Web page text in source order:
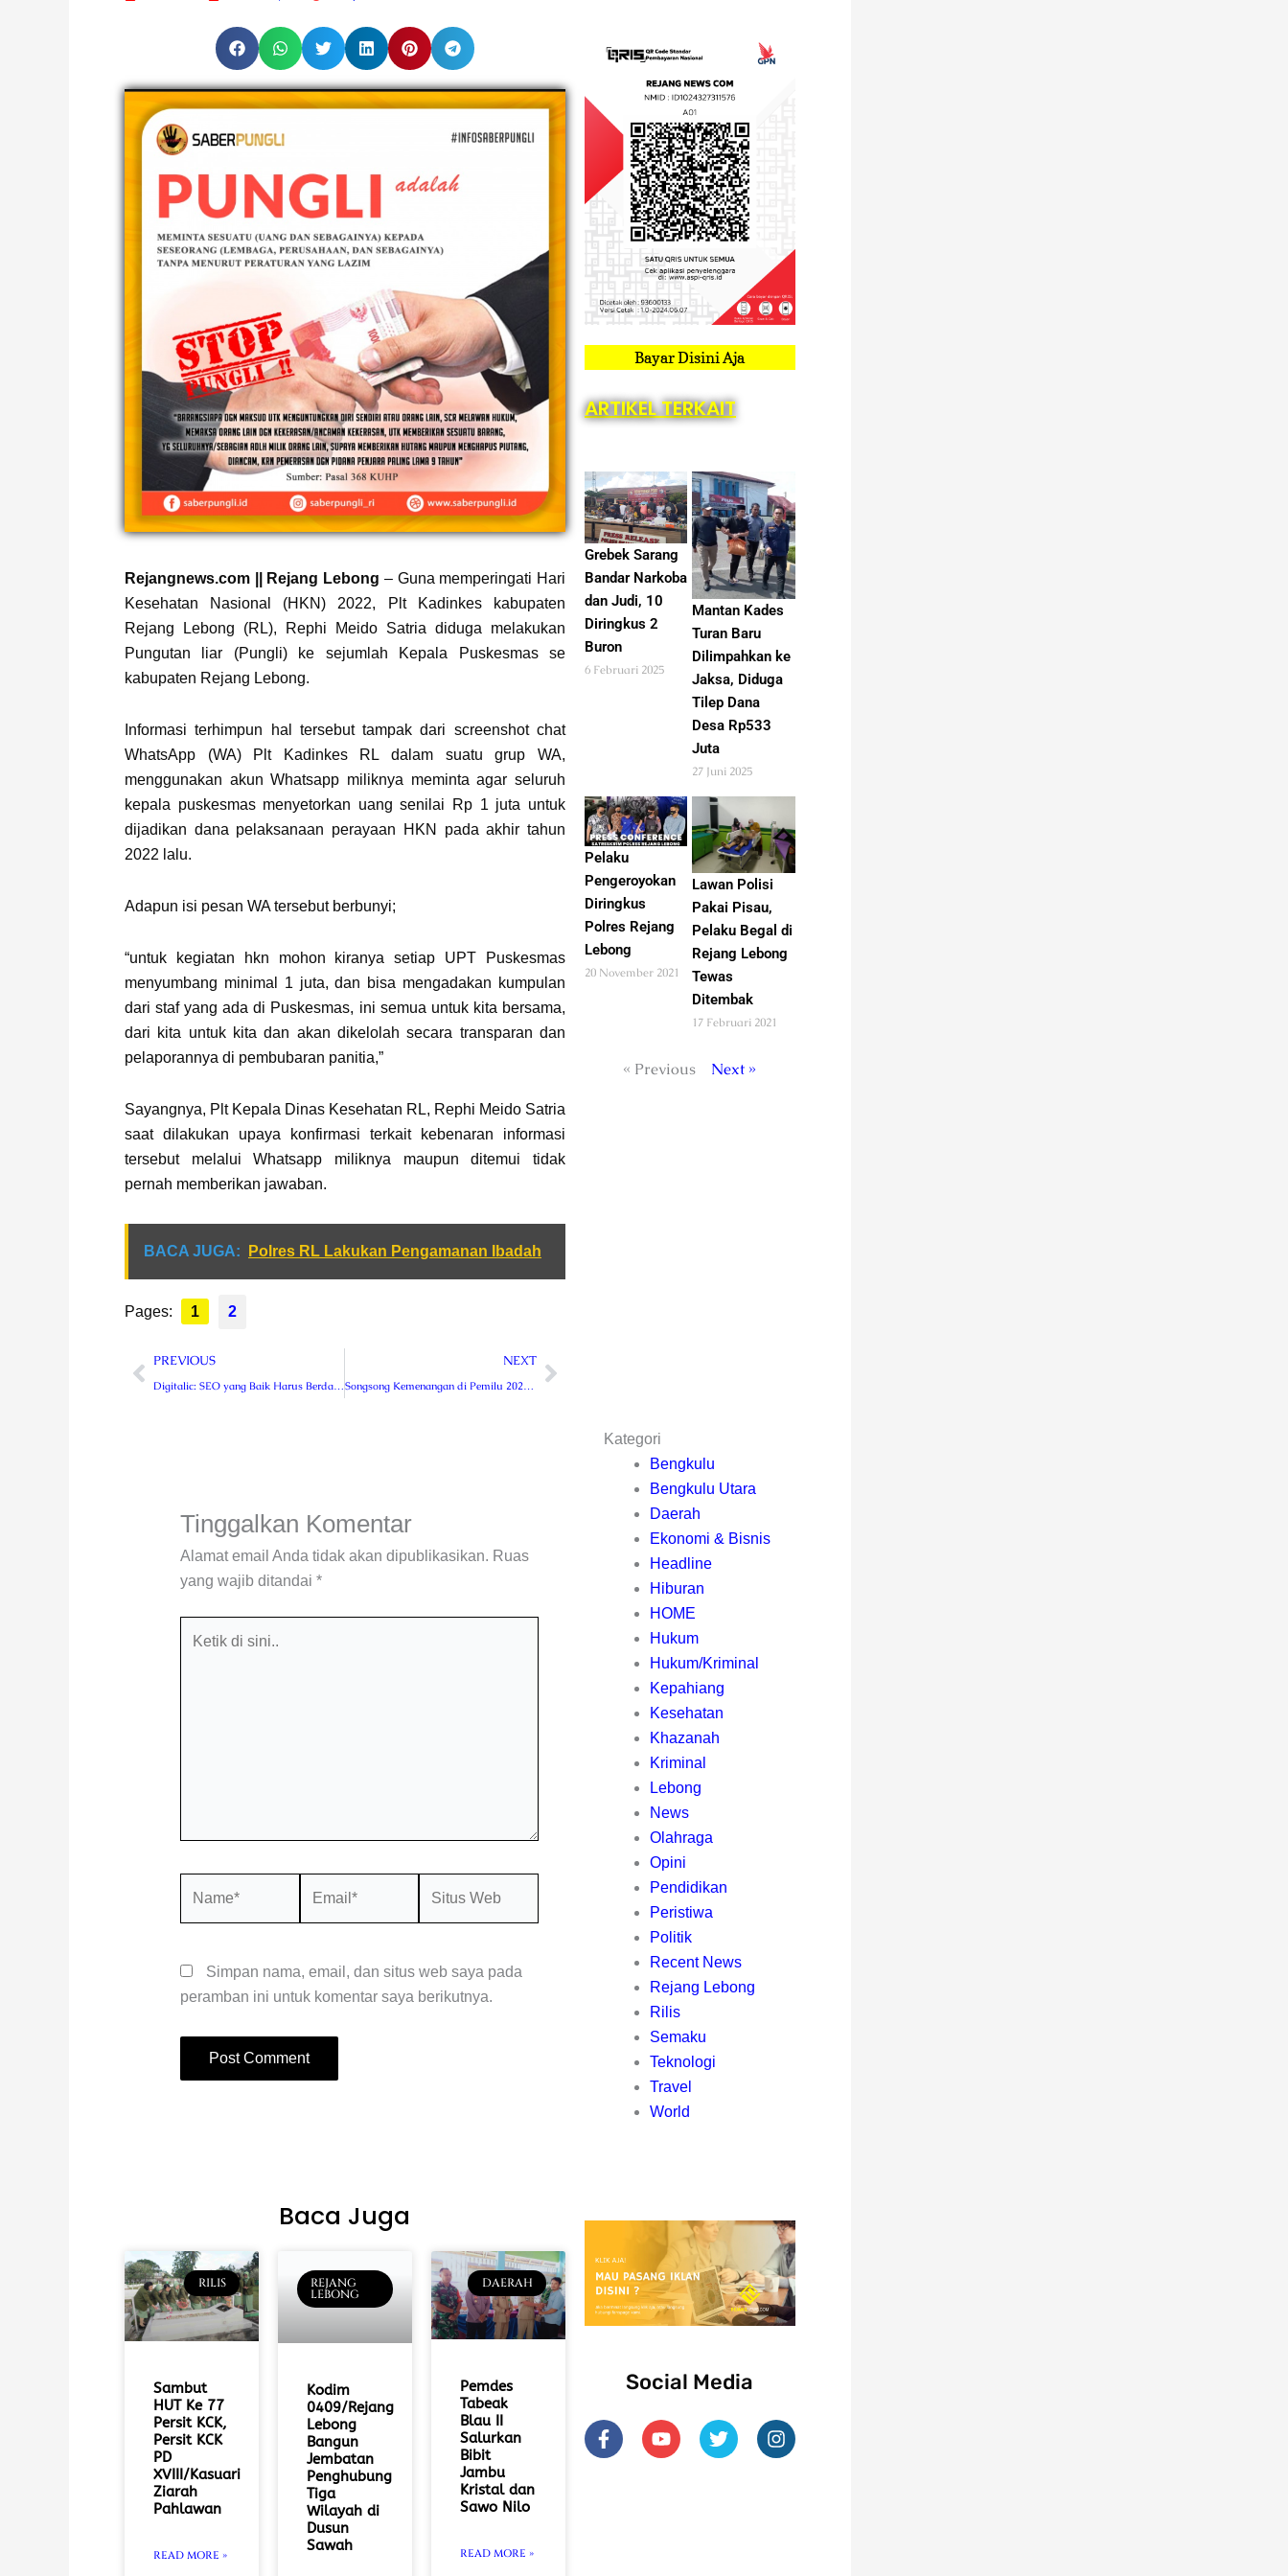
Rejangnews.com || Rejang Lebong – Guna memperingati Hari
Kesehatan Nasional (HKN) 2022, Plt Kadinkes kabupaten
Rejang Lebong (RL), Rephi Meido Satria diduga melakukan
Pungutan liar (Pungli) ke sejumlah Kepala Puskesmas se
kabupaten Rejang Lebong.
Informasi terhimpun hal tersebut tampak dari screenshot chat
WhatsApp (WA) Plt Kadinkes RL dalam suatu grup WA,
menggunakan akun Whatsapp miliknya meminta agar seluruh
kepala puskesmas menyetorkan uang senilai Rp 1 juta untuk
dijadikan dana pelaksanaan perayaan HKN pada akhir tahun
2022 lalu.
Adapun isi pesan WA tersebut berbunyi;
“untuk kegiatan hkn mohon kiranya setiap UPT Puskesmas
menyumbang minimal 1 juta, dan bisa mengadakan kumpulan
dari staf yang ada di Puskesmas, ini semua untuk kita bersama,
dari kita untuk kita dan akan dikelolah secara transparan dan
pelaporannya di pembubaran panitia,”
Sayangnya, Plt Kepala Dinas Kesehatan RL, Rephi Meido Satria
saat dilakukan upaya konfirmasi terkait kebenaran informasi
tersebut melalui Whatsapp miliknya maupun ditemui tidak
pernah memberikan jawaban.
BACA JUGA: Polres RL Lakukan Pengamanan Ibadah
Pages:
Page
1
, Page
2
Prev
PREVIOUS
Digitalic: SEO yang Baik Harus Berdampak Bagi Bisnis
NEXT
Songsong Kemenangan di Pemilu 2024, Kunjungan Nasdem RL di Markas PPP Disambut Hangat
Next
Bayar Disini Aja
ARTIKEL TERKAIT
Grebek Sarang
Bandar Narkoba
dan Judi, 10
Diringkus 2
Buron
6 Februari 2025
Mantan Kades
Turan Baru
Dilimpahkan ke
Jaksa, Diduga
Tilep Dana
Desa Rp533
Juta
27 Juni 2025
Pelaku
Pengeroyokan
Diringkus
Polres Rejang
Lebong
20 November 2021
Lawan Polisi
Pakai Pisau,
Pelaku Begal di
Rejang Lebong
Tewas
Ditembak
17 Februari 2021
« Previous Next »
Tinggalkan Komentar
Alamat email Anda tidak akan dipublikasikan. Ruas
yang wajib ditandai *
Simpan nama, email, dan situs web saya pada
peramban ini untuk komentar saya berikutnya.
Kategori
Bengkulu
Bengkulu Utara
Daerah
Ekonomi & Bisnis
Headline
Hiburan
HOME
Hukum
Hukum/Kriminal
Kepahiang
Kesehatan
Khazanah
Kriminal
Lebong
News
Olahraga
Opini
Pendidikan
Peristiwa
Politik
Recent News
Rejang Lebong
Rilis
Semaku
Teknologi
Travel
World
Baca Juga
RILIS
Sambut
HUT Ke 77
Persit KCK,
Persit KCK
PD
XVIII/Kasuari
Ziarah
Pahlawan
READ MORE »
REJANG
LEBONG
Kodim
0409/Rejang
Lebong
Bangun
Jembatan
Penghubung
Tiga
Wilayah di
Dusun
Sawah
DAERAH
Pemdes
Tabeak
Blau II
Salurkan
Bibit
Jambu
Kristal dan
Sawo Nilo
READ MORE »
Social Media
F
a
c
Y
o
u
T
w
i
I
n
s